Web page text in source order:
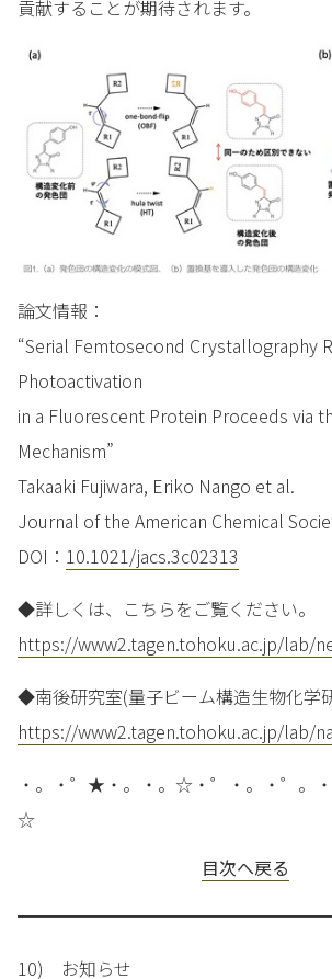
貢献することが期待されます。
論文情報：
“Serial Femtosecond Crystallography
Photoactivation
in a Fluorescent Protein Proceeds via
Mechanism”
Takaaki Fujiwara, Eriko Nango et al.
Journal of the American Chemical
DOI： 10.1021/jacs.3c02313
◆詳しくは、こちらをご覧ください。
https://www2.tagen.tohoku.ac.jp/lab/
◆南後研究室(量子ビーム構造生物化学
https://www2.tagen.tohoku.ac.jp/lab/
・。・゜★・。・。☆・゜・。・゜。
☆
目次へ戻る
10) お知らせ